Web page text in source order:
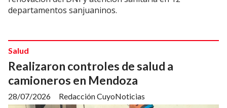
departamentos sanjuaninos.
Realizaron controles de salud a
camioneros en Mendoza
Redacción CuyoNoticias
Salud
28/07/2026